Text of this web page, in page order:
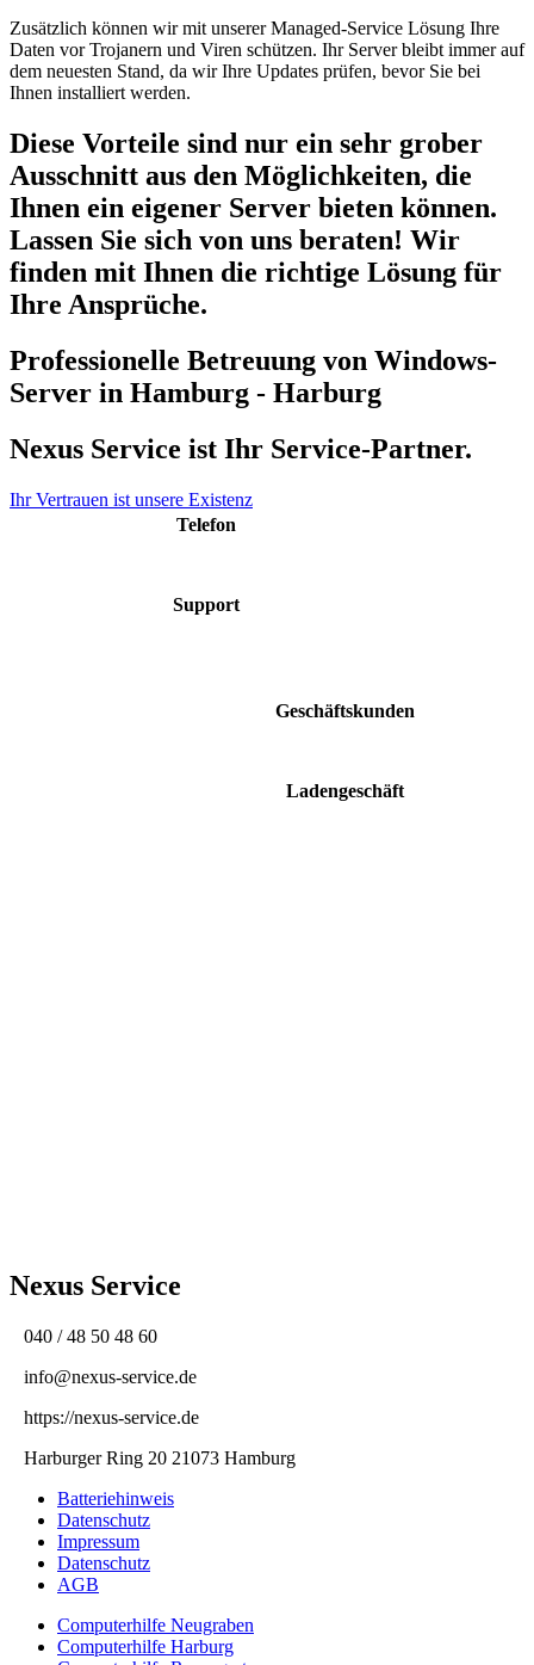
Zusätzlich können wir mit unserer Managed-Service Lösung Ihre
Daten vor Trojanern und Viren schützen. Ihr Server bleibt immer auf
dem neuesten Stand, da wir Ihre Updates prüfen, bevor Sie bei
Ihnen installiert werden.
Diese Vorteile sind nur ein sehr grober
Ausschnitt aus den Möglichkeiten, die
Ihnen ein eigener Server bieten können.
Lassen Sie sich von uns beraten! Wir
finden mit Ihnen die richtige Lösung für
Ihre Ansprüche.
Professionelle Betreuung von Windows-
Server in Hamburg - Harburg
Nexus Service ist Ihr Service-Partner.
Ihr Vertrauen ist unsere Existenz
Telefon
Support
Geschäftskunden
Ladengeschäft
Nexus Service
040 / 48 50 48 60
info@nexus-service.de
https://nexus-service.de
Harburger Ring 20 21073 Hamburg
Batteriehinweis
Datenschutz
Impressum
Datenschutz
AGB
Computerhilfe Neugraben
Computerhilfe Harburg